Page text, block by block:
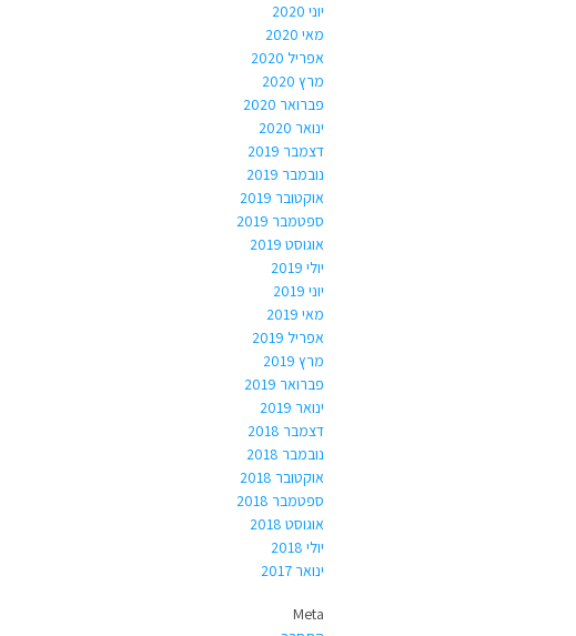
יוני 2020
מאי 2020
אפריל 2020
מרץ 2020
פברואר 2020
ינואר 2020
דצמבר 2019
נובמבר 2019
אוקטובר 2019
ספטמבר 2019
אוגוסט 2019
יולי 2019
יוני 2019
מאי 2019
אפריל 2019
מרץ 2019
פברואר 2019
ינואר 2019
דצמבר 2018
נובמבר 2018
אוקטובר 2018
ספטמבר 2018
אוגוסט 2018
יולי 2018
ינואר 2017
Meta